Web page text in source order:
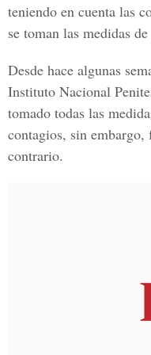
teniendo en cuenta las
se toman las medidas
Desde hace algunas
Instituto Nacional
tomado todas las
contagios, sin
contrario.